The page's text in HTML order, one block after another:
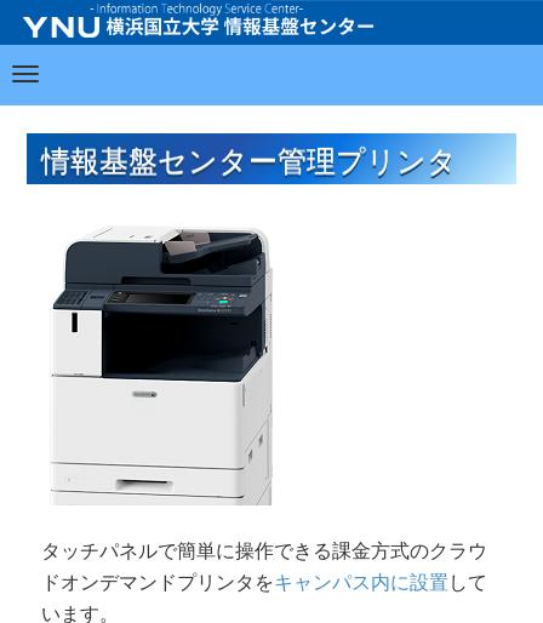
情報基盤センター管理プリンタ
タッチパネルで簡単に操作できる課金方式のクラウ
ドオンデマンドプリンタをキャンパス内に設置 して
います。